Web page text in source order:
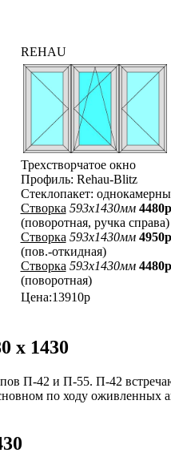
REHAU
Трехстворчатое окно
Профиль: Rehau-Blitz
Стеклопакет:
Створка 593x1430мм 4480р
(поворотная, ручка справа)
Створка 593x1430мм 4950р
(пов.-откидная)
Створка 593x1430мм 4480р
(поворотная)
Цена:13910р
х 1430
П-42 и П-55. П-42
по ходу